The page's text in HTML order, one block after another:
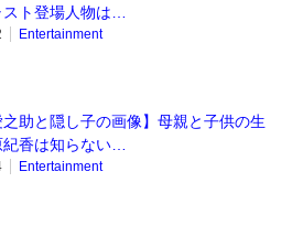
スト登場人物は…
Entertainment
之助と隠し子の画像】母親と子供の生
紀香は知らない…
Entertainment